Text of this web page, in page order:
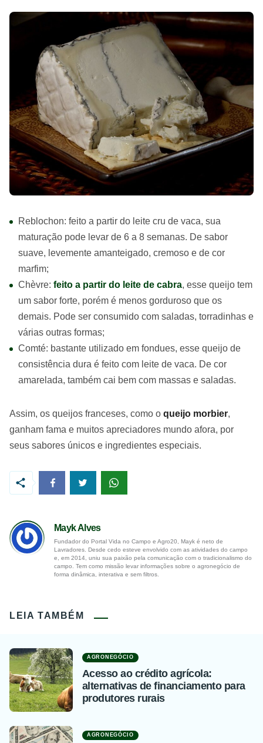
Reblochon: feito a partir do leite cru de vaca, sua
maturação pode levar de 6 a 8 semanas. De sabor
suave, levemente amanteigado, cremoso e de cor
marfim;
Chèvre: feito a partir do leite de cabra, esse queijo tem
um sabor forte, porém é menos gorduroso que os
demais. Pode ser consumido com saladas, torradinhas e
várias outras formas;
Comté: bastante utilizado em fondues, esse queijo de
consistência dura é feito com leite de vaca. De cor
amarelada, também cai bem com massas e saladas.
Assim, os queijos franceses, como o queijo morbier,
ganham fama e muitos apreciadores mundo afora, por
seus sabores únicos e ingredientes especiais.
Mayk Alves
Fundador do Portal Vida no Campo e Agro20, Mayk é neto de
Lavradores. Desde cedo esteve envolvido com as atividades do campo
e, em 2014, uniu sua paixão pela comunicação com o tradicionalismo do
campo. Tem como missão levar informações sobre o agronegócio de
forma dinâmica, interativa e sem filtros.
LEIA TAMBÉM
AGRONEGÓCIO
Acesso ao crédito agrícola:
alternativas de financiamento para
produtores rurais
AGRONEGÓCIO